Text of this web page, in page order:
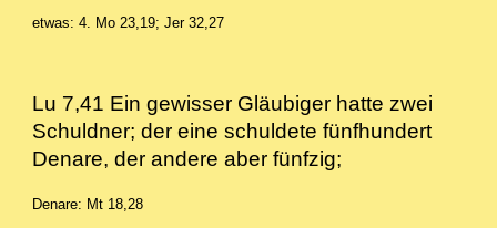
etwas: 4. Mo 23,19; Jer 32,27
Lu 7,41 Ein gewisser Gläubiger hatte zwei
Schuldner; der eine schuldete fünfhundert
Denare, der andere aber fünfzig;
Denare: Mt 18,28